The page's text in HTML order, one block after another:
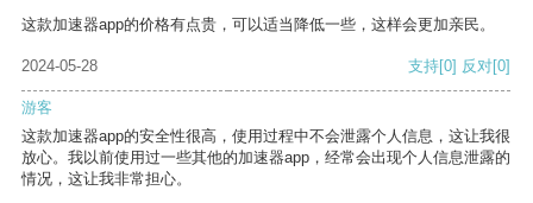
这款加速器app的价格有点贵，可以适当降低一些，这样会更加亲民。
2024-05-28 支持[0] 反对[0]
游客
这款加速器app的安全性很高，使用过程中不会泄露个人信息，这让我很
放心。我以前使用过一些其他的加速器app，经常会出现个人信息泄露的
情况，这让我非常担心。